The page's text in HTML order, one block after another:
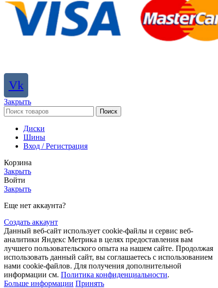
Vk
Закрыть
Поиск
Диски
Шины
Вход / Регистрация
Корзина
Закрыть
Войти
Закрыть
Еще нет аккаунта?
Создать аккаунт
Данный веб-сайт использует cookie-файлы и сервис веб-
аналитики Яндекс Метрика в целях предоставления вам
лучшего пользовательского опыта на нашем сайте. Продолжая
использовать данный сайт, вы соглашаетесь с использованием
нами cookie-файлов. Для получения дополнительной
информации см. Политика конфиденциальности.
Больше информации Принять